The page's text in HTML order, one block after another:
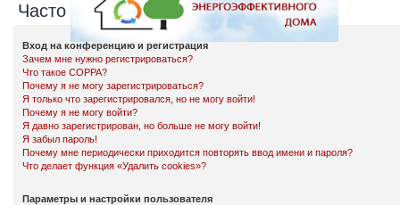
Часто задаваемые вопросы
Вход на конференцию и регистрация
Зачем мне нужно регистрироваться?
Что такое COPPA?
Почему я не могу зарегистрироваться?
Я только что зарегистрировался, но не могу войти!
Почему я не могу войти?
Я давно зарегистрирован, но больше не могу войти!
Я забыл пароль!
Почему мне периодически приходится повторять ввод имени и пароля?
Что делает функция «Удалить cookies»?
Параметры и настройки пользователя